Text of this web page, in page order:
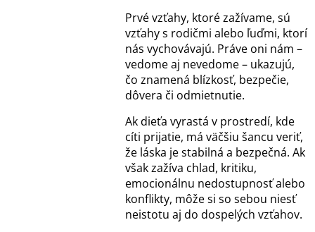
Prvé vzťahy, ktoré zažívame, sú
vzťahy s rodičmi alebo ľuďmi, ktorí
nás vychovávajú. Práve oni nám –
vedome aj nevedome – ukazujú,
čo znamená blízkosť, bezpečie,
dôvera či odmietnutie.
Ak dieťa vyrastá v prostredí, kde
cíti prijatie, má väčšiu šancu veriť,
že láska je stabilná a bezpečná. Ak
však zažíva chlad, kritiku,
emocionálnu nedostupnosť alebo
konflikty, môže si so sebou niesť
neistotu aj do dospelých vzťahov.